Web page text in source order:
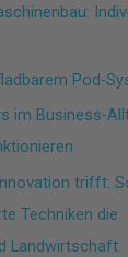
Pod-
im Business-
trifft:
Techniken die
Landwirtschaft